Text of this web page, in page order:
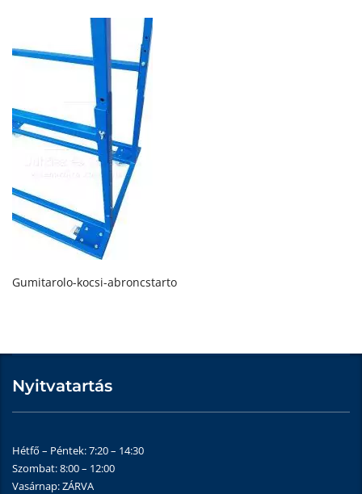
Gumitarolo-kocsi-abroncstarto
Nyitvatartás
Hétfő – Péntek: 7:20 – 14:30
Szombat: 8:00 – 12:00
Vasárnap: ZÁRVA